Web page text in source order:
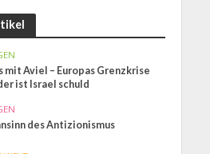
mit Aviel – Europas Grenzkrise
ist Israel schuld
des Antizionismus